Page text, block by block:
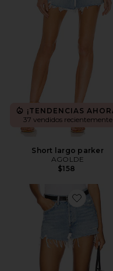
¡TENDENCIAS
37 vendidos recientemente
Short largo parker
AGOLDE
$158
Favorite